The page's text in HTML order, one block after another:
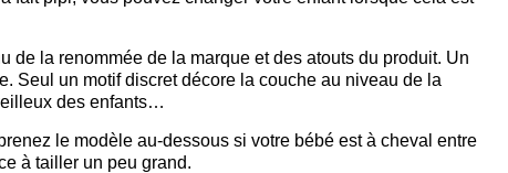
de la renommée de la marque et des atouts du produit. Un
Seul un motif discret décore la couche au niveau de la
des enfants…
le modèle au-dessous si votre bébé est à cheval entre
à tailler un peu grand.